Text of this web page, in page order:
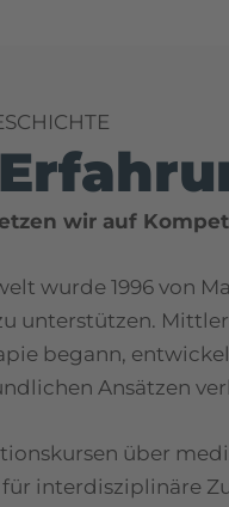
wir auf
wurde 1996 von
unterstützen.
begann,
Ansätzen
über
interdisziplinäre